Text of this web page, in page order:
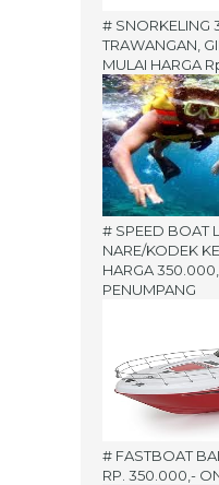
# SNORKELING
TRAWANGAN,
MULAI HARGA
# SPEED BOAT
NARE/KODEK
HARGA
PENUMPANG
# FASTBOAT
RP. 350.000,-